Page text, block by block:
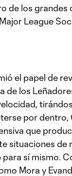
de los grandes
League
el papel de
de los
por dentro,
que
situaciones de
sí mismo.
Mora y